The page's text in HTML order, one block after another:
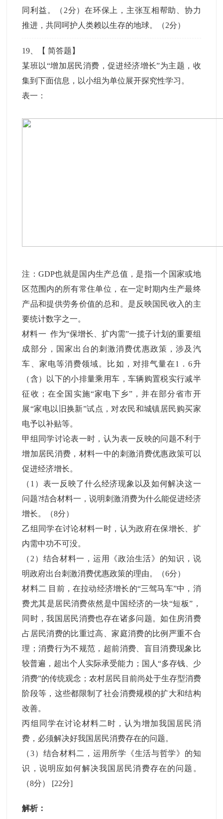
同利益。（2分）在环保上，主张互相帮助、协力
推进，共同呵护人类赖以生存的地球。（2分）
19 、【简答题 】
某班以“增加居民消费，促进经济增长”为主题，收
集到下面信息，以小组为单位展开探究性学习。
表一：
注：GDP也就是国内生产总值，是指一个国家或地
区范围内的所有常住单位，在一定时期内生产最终
产品和提供劳务价值的总和。是反映国民收入的主
要统计数字之一。
材料一 作为“保增长、扩内需”一揽子计划的重要组
成部分，国家出台的刺激消费优惠政策，涉及汽
车、家电等消费领域。比如，对排气量在1．6升
（含）以下的小排量乘用车，车辆购置税实行减半
征收；在全国实施“家电下乡”，并在部分省市开
展“家电以旧换新”试点，对农民和城镇居民购买家
电予以补贴等。
甲组同学讨论表一时，认为表一反映的问题不利于
增加居民消费，材料一中的刺激消费优惠政策可以
促进经济增长。
（1）表一反映了什么经济现象以及如何解决这一
问题?结合材料一，说明刺激消费为什么能促进经济
增长。（8分）
乙组同学在讨论材料一时，认为政府在保增长、扩
内需中功不可没。
（2）结合材料一，运用《政治生活》的知识，说
明政府出台刺激消费优惠政策的理由。（6分）
材料二 目前，在拉动经济增长的“三驾马车”中，消
费尤其是居民消费依然是中国经济的一块“短板”，
同时，我国居民消费也存在诸多问题。如住房消费
占居民消费的比重过高、家庭消费的比例严重不合
理；消费行为不规范，超前消费、盲目消费现象比
较普遍，超出个人实际承受能力；国人“多存钱、少
消费”的传统观念；农村居民目前尚处于生存型消费
阶段等，这些都限制了社会消费规模的扩大和结构
改善。
丙组同学在讨论材料二时，认为增加我国居民消
费，必须解决好我国居民消费存在的问题。
（3）结合材料二，运用所学《生活与哲学》的知
识，说明应如何解决我国居民消费存在的问题。
（8分） [22分]
解析：